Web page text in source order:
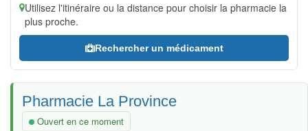
Utilisez l'itinéraire ou la distance pour choisir la pharmacie la
plus proche.
Rechercher un médicament
Pharmacie La Province
Ouvert en ce moment